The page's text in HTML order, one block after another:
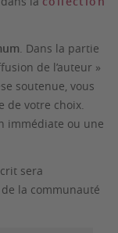
. Dans la partie
de l’auteur »
soutenue, vous
de votre choix.
immédiate ou une
sera
la communauté